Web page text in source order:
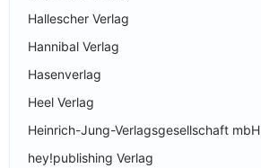
Hallescher Verlag
Hannibal Verlag
Hasenverlag
Heel Verlag
Heinrich-Jung-Verlagsgesellschaft mbH
hey!publishing Verlag